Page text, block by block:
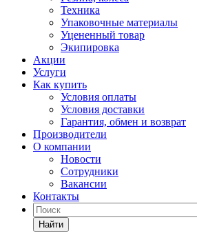
Техника
Упаковочные материалы
Уцененный товар
Экипировка
Акции
Услуги
Как купить
Условия оплаты
Условия доставки
Гарантия, обмен и возврат
Производители
О компании
Новости
Сотрудники
Вакансии
Контакты
Найти